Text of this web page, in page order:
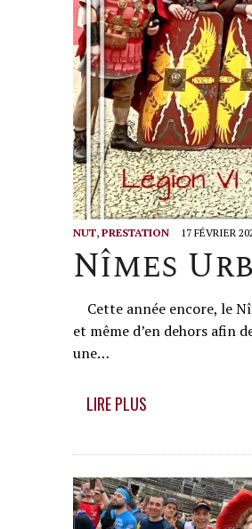
NUT, PRESTATION 17 FÉVRIER
Nîmes
Cette année encore, le
et même d’en dehors afin
une…
LIRE PLUS